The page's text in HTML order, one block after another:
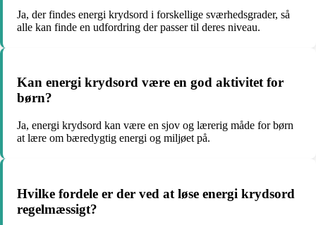
Ja, der findes energi krydsord i forskellige sværhedsgrader, så
alle kan finde en udfordring der passer til deres niveau.
Kan energi krydsord være en god aktivitet for
børn?
Ja, energi krydsord kan være en sjov og lærerig måde for børn
at lære om bæredygtig energi og miljøet på.
Hvilke fordele er der ved at løse energi krydsord
regelmæssigt?